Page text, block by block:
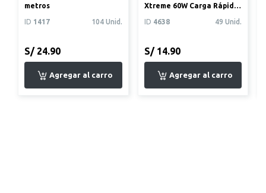
metros
ID 1417 104 Unid.
S/ 24.90
Xtreme 60W Carga Rápida
Trenzado 0.9m
ID 4638 49 Unid.
S/ 14.90